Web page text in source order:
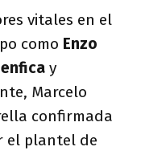
vitales en el
como Enzo
y
Marcelo
confirmada
el plantel de